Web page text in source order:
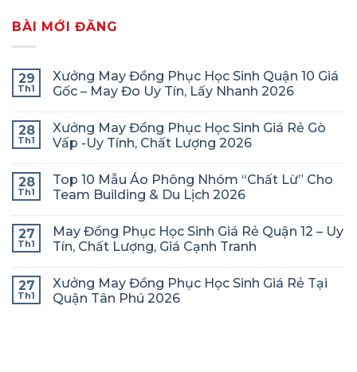
BÀI MỚI ĐĂNG
29
Th1
Xưởng May Đồng Phục Học Sinh Quận 10 Giá
Gốc – May Đo Uy Tín, Lấy Nhanh 2026
28
Th1
Xưởng May Đồng Phục Học Sinh Giá Rẻ Gò
Vấp -Uy Tính, Chất Lượng 2026
28
Th1
Top 10 Mẫu Áo Phông Nhóm “Chất Lừ” Cho
Team Building & Du Lịch 2026
27
Th1
May Đồng Phục Học Sinh Giá Rẻ Quận 12 – Uy
Tín, Chất Lượng, Giá Cạnh Tranh
27
Th1
Xưởng May Đồng Phục Học Sinh Giá Rẻ Tại
Quận Tân Phú 2026